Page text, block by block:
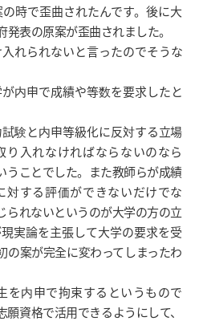
時で歪曲されたんです。後に大
表の原案が歪曲されました。
れられないと言ったのでそうな
内申で成績や等数を要求したと
験と内申等級化に反対する立場
り入れなければならないのなら
うことでした。また教師らが成績
対する評価ができないだけでな
られないというのが大学の方の立
実論を主張して大学の要求を受
の案が完全に変わってしまったわ
を内申で拘束するというもので
資格で活用できるようにして、